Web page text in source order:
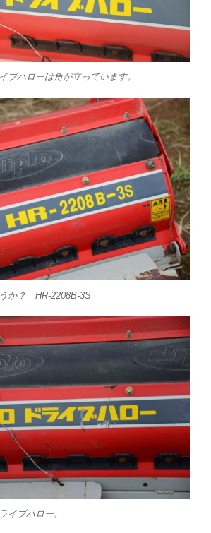
ブハローは角が立っています。
か？ HR-2208B-3S
イブハロー。